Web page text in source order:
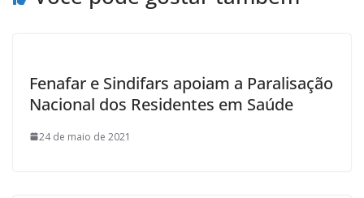
Fenafar e Sindifars apoiam a Paralisação
Nacional dos Residentes em Saúde
24 de maio de 2021